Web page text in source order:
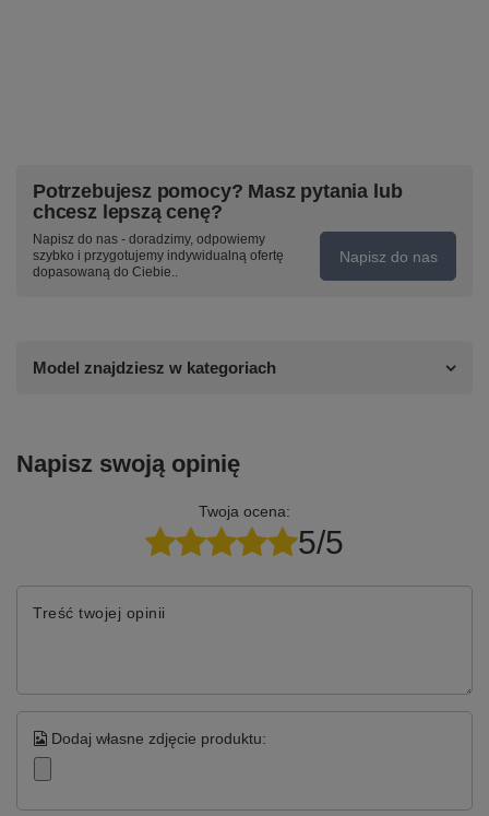
Potrzebujesz pomocy? Masz pytania lub
chcesz lepszą cenę?
Napisz do nas - doradzimy, odpowiemy
szybko i przygotujemy indywidualną ofertę
dopasowaną do Ciebie..
Napisz do nas
Model znajdziesz w kategoriach
Napisz swoją opinię
Twoja ocena:
5/5
Treść twojej opinii
Dodaj własne zdjęcie produktu: